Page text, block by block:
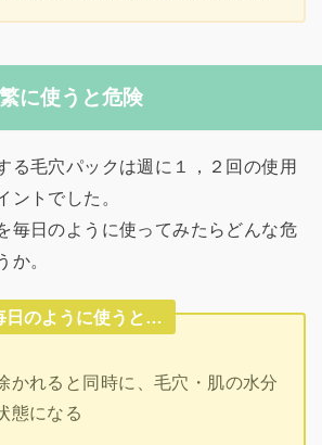
に使うと危険
る毛穴パックは週に１，２回の使用
ントでした。
毎日のように使ってみたらどんな危
か。
日のように使うと…
かれると同時に、毛穴・肌の水分
態になる